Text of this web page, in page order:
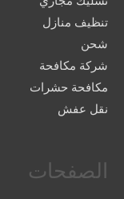
تنظيف منازل
شحن
شركة مكافحة
مكافحة حشرات
نقل عفش
الصفحات